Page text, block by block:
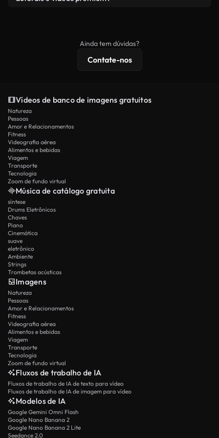
licenciamento estendidas.
Ainda tem dúvidas?
Contate-nos
Vídeos de banco de imagens gratuitos
Natureza
Pessoas
Amor e Relacionamentos
Fitness
Videografia aérea
Alimentos e bebidas
Viagem
Transporte
Tecnologia
Zoom de fundo virtual
Música de catálogo gratuita
síntese
Drums Eletrônicos
Chaves
Piano
Cinemática
suave
eletrônico
Ambiente
Strings
Trombetas acústicas
Imagens
Natureza
Pessoas
Amor e Relacionamentos
Fitness
Videografia aérea
Alimentos e bebidas
Viagem
Transporte
Tecnologia
Zoom de fundo virtual
Fluxos de trabalho de IA
Fluxos de trabalho de IA de texto para vídeo
Fluxos de trabalho de IA de imagem para vídeo
Modelos de IA
Google Gemini Omni Flash
Google Nano Banana 2
Google Nano Banana 2 Lite
Seedance 2.0